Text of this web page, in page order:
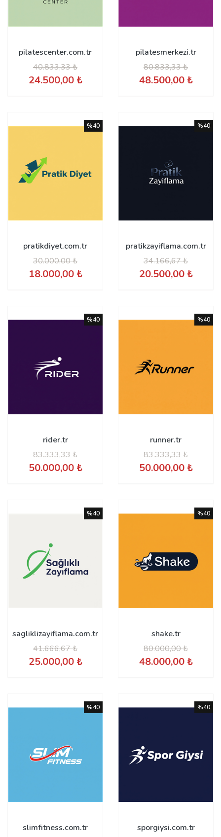
pilatescenter.com.tr
40.833,33 ₺
24.500,00 ₺
pilatesmerkezi.tr
80.833,33 ₺
48.500,00 ₺
pratikdiyet.com.tr
30.000,00 ₺
18.000,00 ₺
%40
pratikzayiflama.com.tr
34.166,67 ₺
20.500,00 ₺
%40
rider.tr
83.333,33 ₺
50.000,00 ₺
%40
runner.tr
83.333,33 ₺
50.000,00 ₺
%40
sagliklizayiflama.com.tr
41.666,67 ₺
25.000,00 ₺
%40
shake.tr
80.000,00 ₺
48.000,00 ₺
%40
slimfitness.com.tr
%40
sporgiysi.com.tr
%40